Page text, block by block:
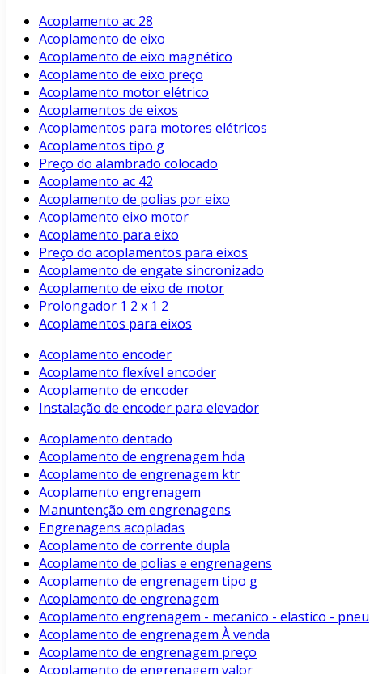
Acoplamento ac 28
Acoplamento de eixo
Acoplamento de eixo magnético
Acoplamento de eixo preço
Acoplamento motor elétrico
Acoplamentos de eixos
Acoplamentos para motores elétricos
Acoplamentos tipo g
Preço do alambrado colocado
Acoplamento ac 42
Acoplamento de polias por eixo
Acoplamento eixo motor
Acoplamento para eixo
Preço do acoplamentos para eixos
Acoplamento de engate sincronizado
Acoplamento de eixo de motor
Prolongador 1 2 x 1 2
Acoplamentos para eixos
Acoplamento encoder
Acoplamento flexível encoder
Acoplamento de encoder
Instalação de encoder para elevador
Acoplamento dentado
Acoplamento de engrenagem hda
Acoplamento de engrenagem ktr
Acoplamento engrenagem
Manuntenção em engrenagens
Engrenagens acopladas
Acoplamento de corrente dupla
Acoplamento de polias e engrenagens
Acoplamento de engrenagem tipo g
Acoplamento de engrenagem
Acoplamento engrenagem - mecanico - elastico - pneu
Acoplamento de engrenagem À venda
Acoplamento de engrenagem preço
Acoplamento de engrenagem valor